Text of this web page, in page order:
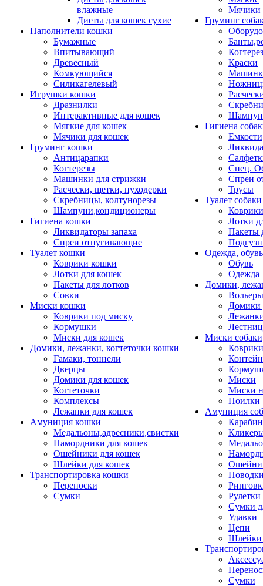
влажные
Диеты для кошек сухие
Наполнители кошки
Бумажные
Впитывающий
Древесный
Комкующийся
Силикагелевый
Игрушки кошки
Дразнилки
Интерактивные для кошек
Мягкие для кошек
Мячики для кошек
Груминг кошки
Антицарапки
Когтерезы
Машинки для стрижки
Расчески, щетки, пуходерки
Скребницы, колтунорезы
Шампуни,кондиционеры
Гигиена кошки
Ликвидаторы запаха
Спреи отпугивающие
Туалет кошки
Коврики кошки
Лотки для кошек
Пакеты для лотков
Совки
Миски кошки
Коврики под миску
Кормушки
Миски для кошек
Домики, лежанки, когтеточки кошки
Гамаки, тоннели
Дверцы
Домики для кошек
Когтеточки
Комплексы
Лежанки для кошек
Амуниция кошки
Медальоны,адресники,свистки
Намордники для кошек
Ошейники для кошек
Шлейки для кошек
Транспортировка кошки
Переноски
Сумки
Мячики
Груминг
Краски
Гигиена
Емкости
Спец.
Спреи
Трусы
Туалет собаки
Коврики
Лотки
Пакеты
Одежда, обувь
Обувь
Одежда
Домики,
Домики
Миски собаки
Миски
Миски
Поилки
Амуниция
Рулетки
Сумки
Удавки
Цепи
Шлейки
Сумки